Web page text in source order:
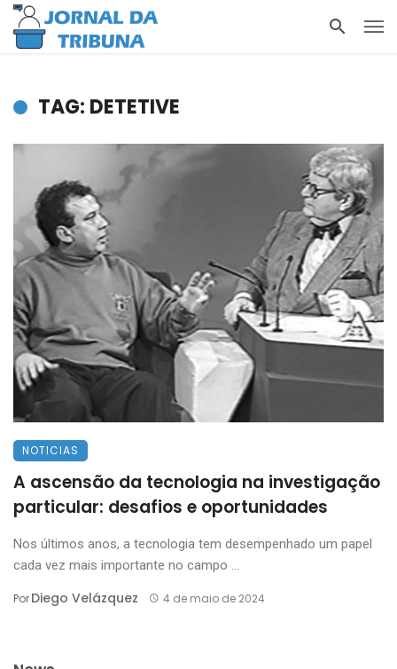
TAG: DETETIVE
NOTICIAS
A ascensão da tecnologia na investigação
particular: desafios e oportunidades
Nos últimos anos, a tecnologia tem desempenhado um papel
cada vez mais importante no campo ...
PorDiego Velázquez 4 de maio de 2024